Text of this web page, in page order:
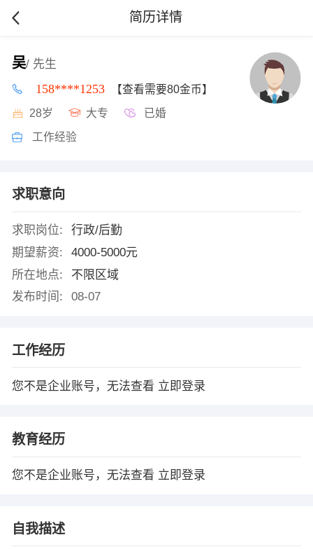
简历详情
吴/ 先生
158****1253 【查看需要80金币】
28岁 大专 已婚
工作经验
求职意向
求职岗位:
行政/后勤
期望薪资:
4000-5000元
所在地点:
不限区域
发布时间:
08-07
工作经历
您不是企业账号，无法查看 立即登录
教育经历
您不是企业账号，无法查看 立即登录
自我描述